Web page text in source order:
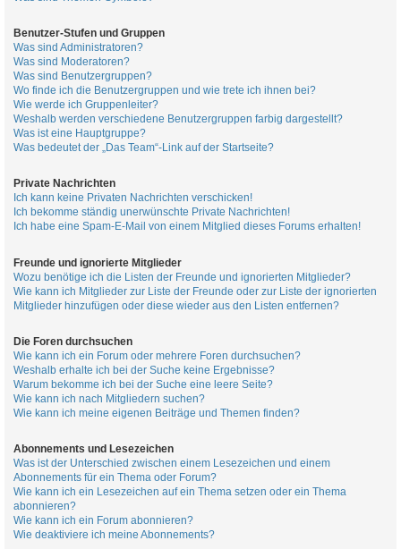
Benutzer-Stufen und Gruppen
Was sind Administratoren?
Was sind Moderatoren?
Was sind Benutzergruppen?
Wo finde ich die Benutzergruppen und wie trete ich ihnen bei?
Wie werde ich Gruppenleiter?
Weshalb werden verschiedene Benutzergruppen farbig dargestellt?
Was ist eine Hauptgruppe?
Was bedeutet der „Das Team“-Link auf der Startseite?
Private Nachrichten
Ich kann keine Privaten Nachrichten verschicken!
Ich bekomme ständig unerwünschte Private Nachrichten!
Ich habe eine Spam-E-Mail von einem Mitglied dieses Forums erhalten!
Freunde und ignorierte Mitglieder
Wozu benötige ich die Listen der Freunde und ignorierten Mitglieder?
Wie kann ich Mitglieder zur Liste der Freunde oder zur Liste der ignorierten
Mitglieder hinzufügen oder diese wieder aus den Listen entfernen?
Die Foren durchsuchen
Wie kann ich ein Forum oder mehrere Foren durchsuchen?
Weshalb erhalte ich bei der Suche keine Ergebnisse?
Warum bekomme ich bei der Suche eine leere Seite?
Wie kann ich nach Mitgliedern suchen?
Wie kann ich meine eigenen Beiträge und Themen finden?
Abonnements und Lesezeichen
Was ist der Unterschied zwischen einem Lesezeichen und einem
Abonnements für ein Thema oder Forum?
Wie kann ich ein Lesezeichen auf ein Thema setzen oder ein Thema
abonnieren?
Wie kann ich ein Forum abonnieren?
Wie deaktiviere ich meine Abonnements?